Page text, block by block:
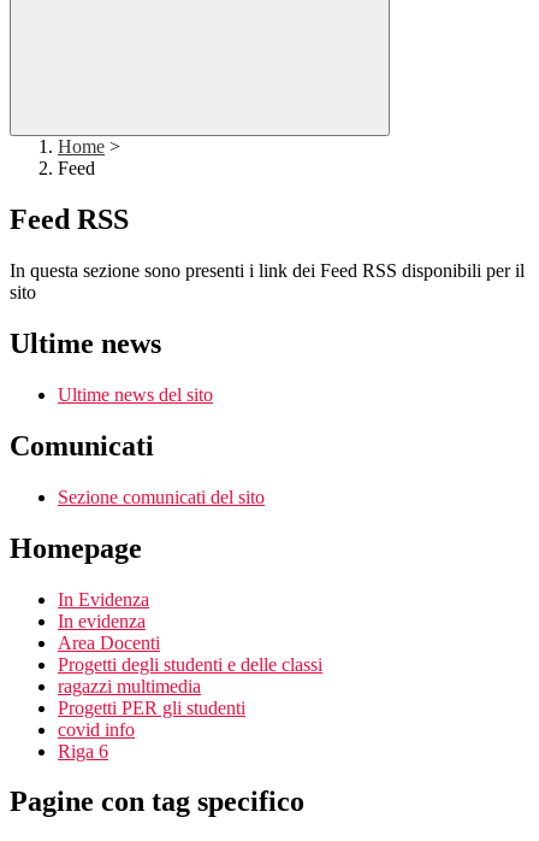
Home >
Feed
Feed RSS
In questa sezione sono presenti i link dei Feed RSS disponibili per il
sito
Ultime news
Ultime news del sito
Comunicati
Sezione comunicati del sito
Homepage
In Evidenza
In evidenza
Area Docenti
Progetti degli studenti e delle classi
ragazzi multimedia
Progetti PER gli studenti
covid info
Riga 6
Pagine con tag specifico